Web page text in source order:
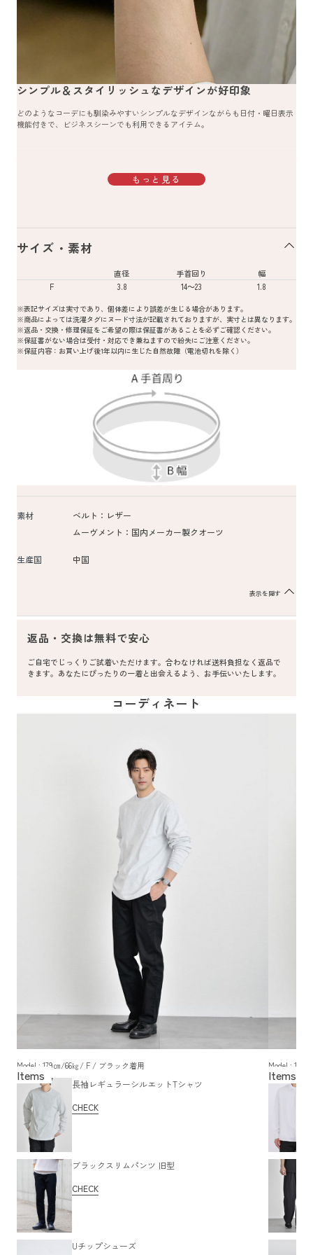
シンプル＆スタイリッシュなデザインが好印象
どのようなコーデにも馴染みやすいシンプルなデザインながらも日付・曜日表示
機能付きで、ビジネスシーンでも利用できるアイテム。
もっと見る
サイズ・素材
直径 手首回り
幅
F
3.8 14～23 1.8
※表記サイズは実寸であり、個体差により誤差が生じる場合があります。
※商品によっては洗濯タグにヌード寸法が記載されておりますが、実寸とは異なります。
※返品・交換・修理保証をご希望の際は保証書があることを必ずご確認ください。
※保証書がない場合は受付・対応でき兼ねますので紛失にご注意ください。
※保証内容：お買い上げ後1年以内に生じた自然故障（電池切れを除く）
素材
ベルト：レザー
ムーヴメント：国内メーカー製クオーツ
生産国 中国
表示を隠す
返品・交換は無料で安心
ご自宅でじっくりご試着いただけます。合わなければ送料負担なく返品で
きます。あなたにぴったりの一着と出会えるよう、お手伝いいたします。
コーディネート
Model : 179㎝/66㎏/ F / ブラック着用
長袖レギュラーシルエットTシャツ
CHECK
ブラックスリムパンツ 旧型
CHECK
Uチップシューズ
Model : 179